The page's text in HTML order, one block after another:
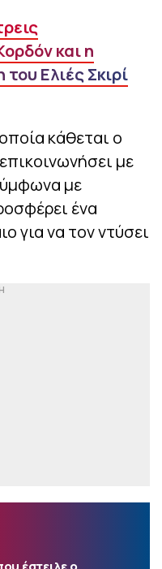
και η
Ελιές Σκιρί
κάθεται ο
με
με
ένα
για να τον ντύσει